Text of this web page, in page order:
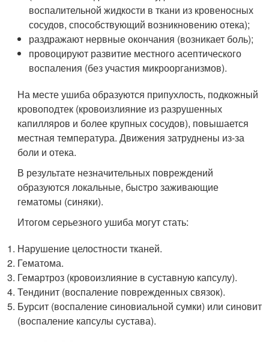
воспалительной жидкости в ткани из кровеносных
сосудов, способствующий возникновению отека);
раздражают нервные окончания (возникает боль);
провоцируют развитие местного асептического
воспаления (без участия микроорганизмов).
На месте ушиба образуются припухлость, подкожный
кровоподтек (кровоизлияние из разрушенных
капилляров и более крупных сосудов), повышается
местная температура. Движения затруднены из-за
боли и отека.
В результате незначительных повреждений
образуются локальные, быстро заживающие
гематомы (синяки).
Итогом серьезного ушиба могут стать:
Нарушение целостности тканей.
Гематома.
Гемартроз (кровоизлияние в суставную капсулу).
Тендинит (воспаление поврежденных связок).
Бурсит (воспаление синовиальной сумки) или синовит
(воспаление капсулы сустава).